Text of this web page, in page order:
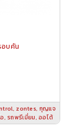
อบคัน
, zontes, กุญแจ
,รถพรีเมี่ยม,ออโต้